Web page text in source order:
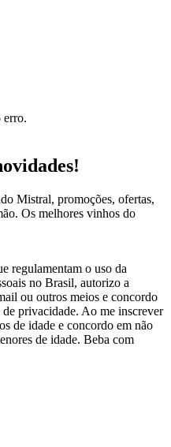
erro.
Mistral, promoções, ofertas,
Os melhores vinhos do
regulamentam o uso da
no Brasil, autorizo a
ou outros meios e concordo
privacidade. Ao me inscrever
de idade e concordo em não
de idade. Beba com